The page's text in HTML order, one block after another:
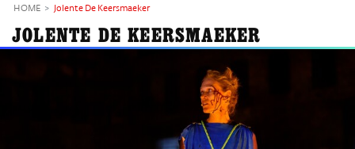
PODCASTS
Plus
HOME Jolente De Keersmaeker
JOLENTE DE KEERSMAEKER